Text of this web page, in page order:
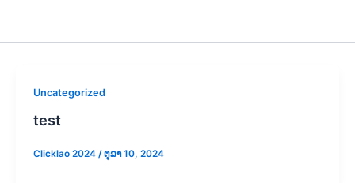
Uncategorized
test
Clicklao 2024 /ຕຸລາ 10, 2024